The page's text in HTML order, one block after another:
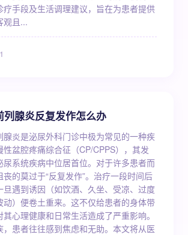
疗手段及生活调理建议，旨在为患者提供
观且...
列腺炎反复发作怎么办
腺炎是泌尿外科门诊中极为常见的一种疾
性盆腔疼痛综合征（CP/CPPS），其发
尿系统疾病中位居首位。对于许多患者而
的莫过于“反复发作”。治疗一段时间后
旦遇到诱因（如饮酒、久坐、受凉、过度
动）便卷土重来。这不仅给患者的身体带
心理健康和日常生活造成了严重影响。
，患者往往感到焦虑和无助。本文将从医